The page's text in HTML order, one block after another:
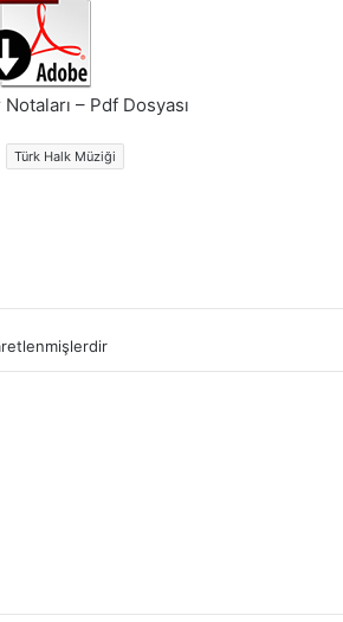
– Pdf Dosyası
Türk Halk Müziği